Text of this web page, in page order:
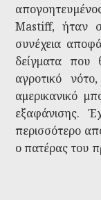
Mastiff, ήταν
συνέχεια
δείγματα
αγροτικό
αμερικανικό
εξαφάνισης.
περισσότερο
ο πατέρας του